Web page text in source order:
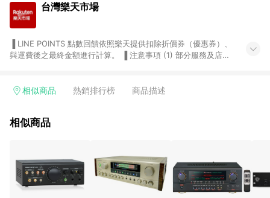
台灣樂天市場
與運費後之最終金額進行計算。 ▐ 注意事項 (1) 部分服務及店家
Smart mobile、神腦生活、JS巨盛、樂天KOBO電子書，請詳閱
台灣樂天市場，並在同一瀏覽器於24小時內結帳，才享有 LINE
使用APP、或中途瀏覽比價網、回饋網、Google等其他網頁、或
由網頁版(電腦版/手機版網頁)切換為App都將會造成追蹤中斷而
無法進行 LINE POINTS 回饋。 (5) LINE 購物為購物資訊整合性
平台，商品資料更新會有時間差，如顯示之商品規格、顏色、價
相似商品 熱銷排行榜 商品描述
相似商品